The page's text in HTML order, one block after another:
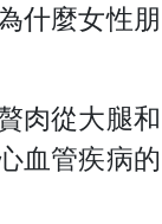
什麼女性朋
肉從大腿和
血管疾病的